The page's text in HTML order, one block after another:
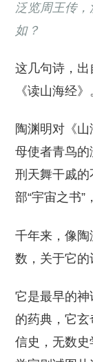
泛览周王传
如？
这几句诗，
《读山海经》
陶渊明对《
母使者青鸟
刑天舞干戚
部“宇宙之书”
千年来，像
数，关于它的
它是最早的
的药典，它
信史，无数史